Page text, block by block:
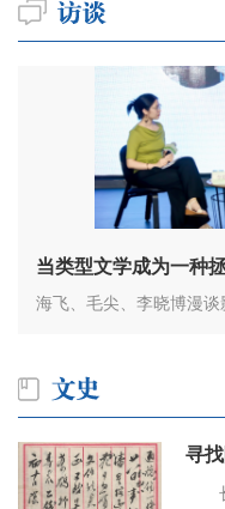
当类型文学成为一种
海飞、毛尖、李晓博漫
寻